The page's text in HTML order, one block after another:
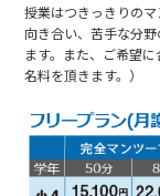
授業はつきっきりの
向き合い、苦手な分
ます。また、ご希望
名料を頂きます。）